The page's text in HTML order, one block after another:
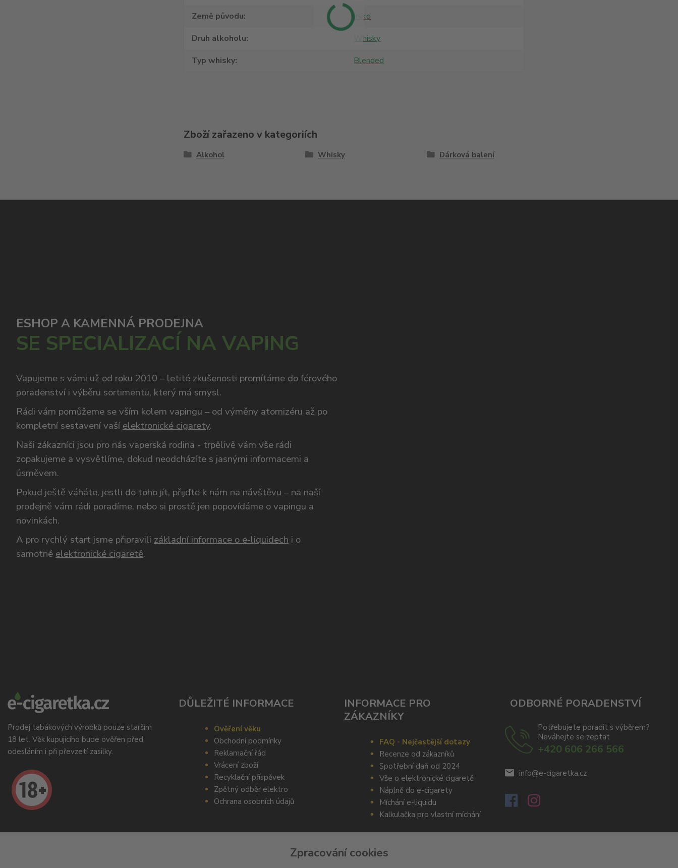
Země původu
Irsko
Druh alkoholu
Whisky
Typ whisky
Blended
Zboží zařazeno v kategoriích
Alkohol Whisky Dárková balení
ESHOP A KAMENNÁ PRODEJNA
SE SPECIALIZACÍ NA VAPING
Vapujeme s vámi už od roku 2010 – letité zkušenosti promítáme do férového
poradenství i výběru sortimentu, který má smysl.
Rádi vám pomůžeme se vším kolem vapingu – od výměny atomizéru až po
kompletní sestavení vaší elektronické cigarety.
Naši zákazníci jsou pro nás vaperská rodina - trpělivě vám vše rádi
zopakujeme a vysvětlíme, dokud neodcházíte s jasnými informacemi a
úsměvem.
Pokud ještě váháte, jestli do toho jít, přijďte k nám na návštěvu – na naší
prodejně vám rádi poradíme, nebo si prostě jen popovídáme o vapingu a
novinkách.
A pro rychlý start jsme připravili základní informace o e-liquidech i o
samotné elektronické cigaretě.
Prodej tabákových výrobků pouze starším
18 let. Věk kupujícího bude ověřen před
odesláním i při převzetí zasilky.
DŮLEŽITÉ INFORMACE
Ověření věku
Obchodní podmínky
Reklamační řád
Vrácení zboží
Recyklační příspěvek
Zpětný odběr elektro
Ochrana osobních údajů
INFORMACE PRO
ZÁKAZNÍKY
FAQ - Nejčastější dotazy
Recenze od zákazníků
Spotřební daň od 2024
Vše o elektronické cigaretě
Náplně do e-cigarety
Míchání e-liquidu
Kalkulačka pro vlastní míchání
ODBORNÉ PORADENSTVÍ
Potřebujete poradit s výběrem?
Neváhejte se zeptat
+420 606 266 566
info@e-cigaretka.cz
Zpracování cookies